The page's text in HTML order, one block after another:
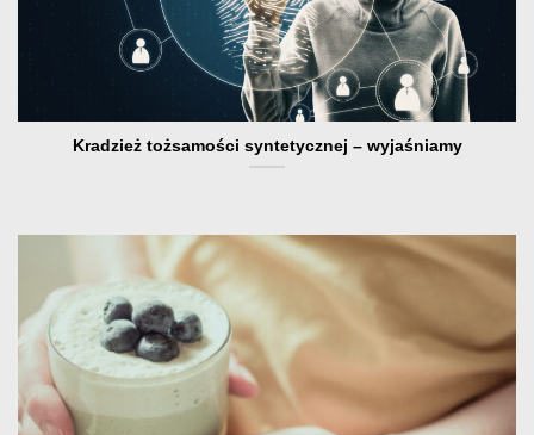
Kradzież tożsamości syntetycznej – wyjaśniamy